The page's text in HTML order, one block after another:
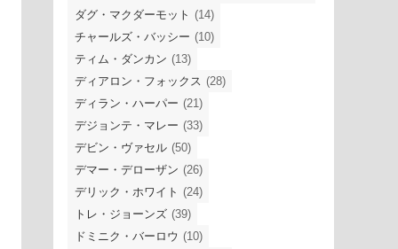
ダグ・マクダーモット (14)
チャールズ・バッシー (10)
ティム・ダンカン (13)
ディアロン・フォックス (28)
ディラン・ハーパー (21)
デジョンテ・マレー (33)
デビン・ヴァセル (50)
デマー・デローザン (26)
デリック・ホワイト (24)
トレ・ジョーンズ (39)
ドミニク・バーロウ (10)